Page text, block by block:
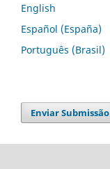
English
Español (España)
Português (Brasil)
Enviar Submissão